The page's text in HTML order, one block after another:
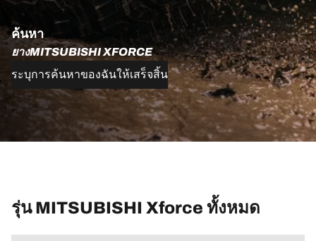
ค้นหา
ยางMITSUBISHI XFORCE
ระบุการค้นหาของฉันให้เสร็จสิ้น
รุ่น MITSUBISHI Xforce ทั้งหมด